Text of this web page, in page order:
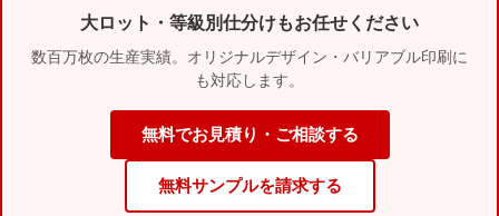
大ロット・等級別仕分けもお任せください
数百万枚の生産実績。オリジナルデザイン・バリアブル印刷に
も対応します。
無料でお見積り・ご相談する
無料サンプルを請求する